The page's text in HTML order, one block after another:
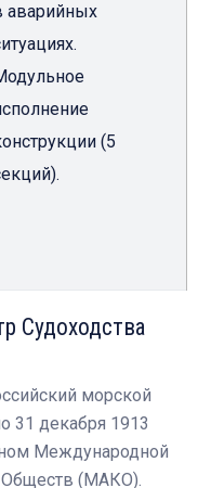
аварийных
(5
Судоходства
морской
31 декабря 1913
Международной
Обществ (МАКО).